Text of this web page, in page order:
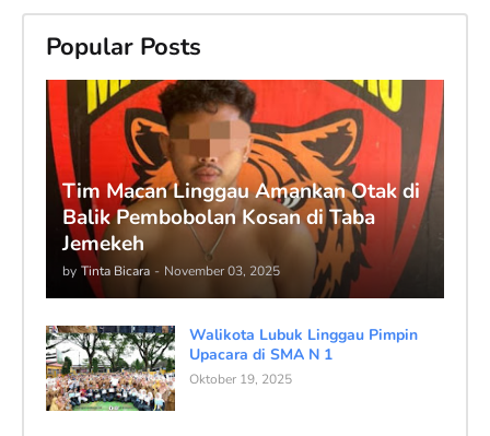
Popular Posts
Tim Macan Linggau Amankan Otak di
Balik Pembobolan Kosan di Taba
Jemekeh
by Tinta Bicara - November 03, 2025
Walikota Lubuk Linggau Pimpin
Upacara di SMA N 1
Oktober 19, 2025